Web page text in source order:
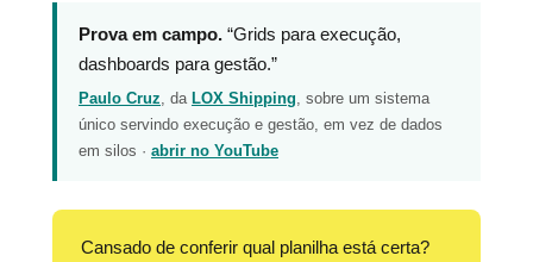
Prova em campo. “Grids para execução,
dashboards para gestão.”
Paulo Cruz , da LOX Shipping , sobre um sistema
único servindo execução e gestão, em vez de dados
em silos · abrir no YouTube
Cansado de conferir qual planilha está certa?